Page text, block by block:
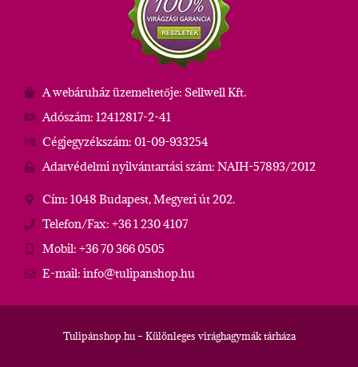
A webáruház üzemeltetője: Sellwell Kft.
Adószám: 12412817-2-41
Cégjegyzékszám: 01-09-933254
Adatvédelmi nyilvántartási szám: NAIH-57893/2012
Cím: 1048 Budapest, Megyeri út 202.
Telefon/Fax: +36 1 230 4107
Mobil: +36 70 366 0505
E-mail: info@tulipanshop.hu
Tulipánshop.hu – Különleges virághagymák tárháza